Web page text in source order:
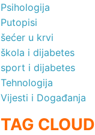
Psihologija
Putopisi
šećer u krvi
škola i dijabetes
sport i dijabetes
Tehnologija
Vijesti i Događanja
TAG CLOUD